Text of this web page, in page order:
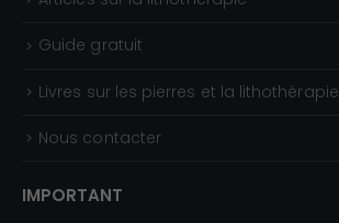
Guide gratuit
Livres sur les pierres et la lithothérapie
Nous contacter
IMPORTANT